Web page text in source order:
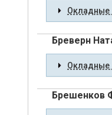
Окладные
Бреверн
Окладные
Брешенков